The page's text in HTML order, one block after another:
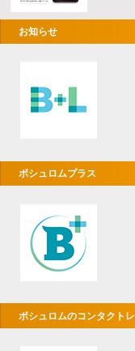
お知らせ
ボシュロムプラス
ボシュロムのコンタクト